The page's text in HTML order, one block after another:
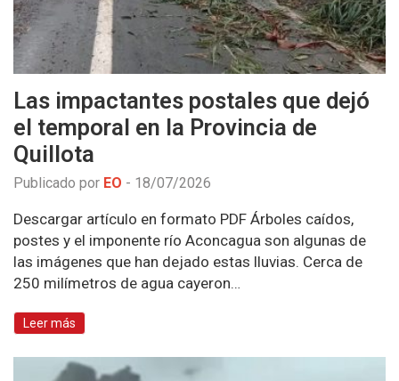
Las impactantes postales que dejó
el temporal en la Provincia de
Quillota
Publicado por EO - 18/07/2026
Descargar artículo en formato PDF Árboles caídos,
postes y el imponente río Aconcagua son algunas de
las imágenes que han dejado estas lluvias. Cerca de
250 milímetros de agua cayeron…
Leer más